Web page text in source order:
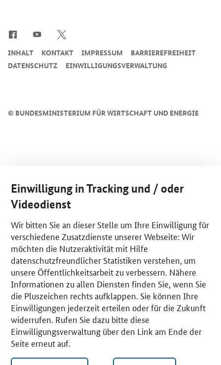
© BUNDESMINISTERIUM FÜR WIRTSCHAFT UND ENERGIE
INHALT KONTAKT IMPRESSUM
BARRIEREFREIHEIT
DATENSCHUTZ
EINWILLIGUNGSVERWALTUNG
Einwilligung in Tracking und / oder
Videodienst
Wir bitten Sie an dieser Stelle um Ihre Einwilligung für
verschiedene Zusatzdienste unserer Webseite: Wir
möchten die Nutzeraktivität mit Hilfe
datenschutzfreundlicher Statistiken verstehen, um
unsere Öffentlichkeitsarbeit zu verbessern. Nähere
Informationen zu allen Diensten finden Sie, wenn Sie
die Pluszeichen rechts aufklappen. Sie können Ihre
Einwilligungen jederzeit erteilen oder für die Zukunft
widerrufen. Rufen Sie dazu bitte diese
Einwilligungsverwaltung über den Link am Ende der
Seite erneut auf.